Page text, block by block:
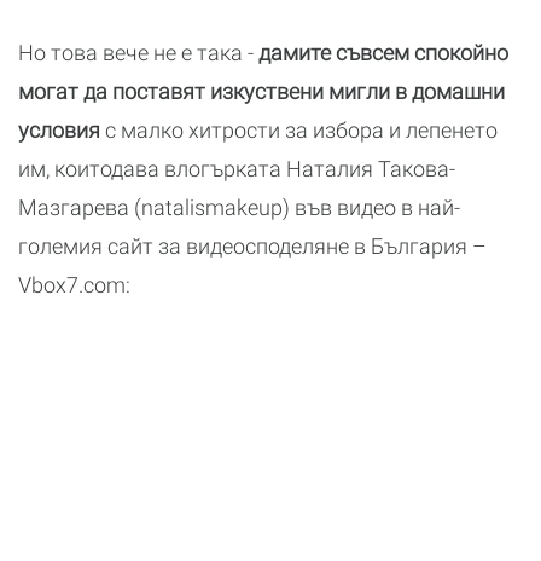
Но това вече не е така -дамите съвсем спокойно
могат да поставят изкуствени мигли в домашни
условия с малко хитрости за избора и лепенето
им, коитодава влогърката Наталия Такова-
Мазгарева (natalismakeup) във видео в най-
големия сайт за видеосподеляне в България –
Vbox7.com: